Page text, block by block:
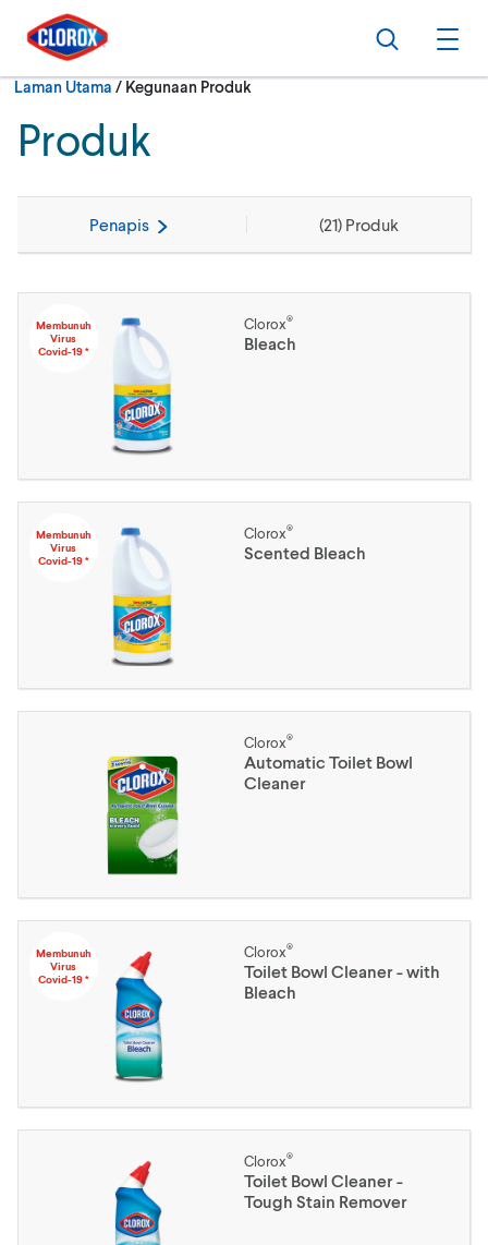
Langkau ke navigasi utama
Langkau ke kandungan
Langkau ke pengaki
Cari
Laman Utama /Semasa:
Kegunaan Produk
Produk
Penapis (21) Produk
Membunuh
Virus
Covid-19 *
Clorox®
Bleach
Membunuh
Virus
Covid-19 *
Clorox®
Scented Bleach
Clorox®
Automatic Toilet Bowl
Cleaner
Membunuh
Virus
Covid-19 *
Clorox®
Toilet Bowl Cleaner - with
Bleach
Clorox®
Toilet Bowl Cleaner -
Tough Stain Remover